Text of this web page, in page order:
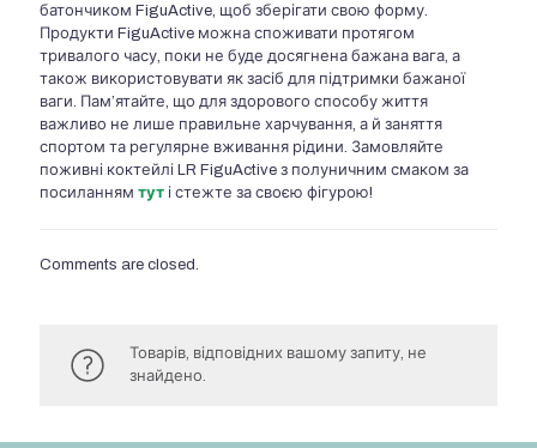
батончиком FiguActive, щоб зберігати свою форму.
Продукти FiguActive можна споживати протягом
тривалого часу, поки не буде досягнена бажана вага, а
також використовувати як засіб для підтримки бажаної
ваги. Пам’ятайте, що для здорового способу життя
важливо не лише правильне харчування, а й заняття
спортом та регулярне вживання рідини. Замовляйте
поживні коктейлі LR FiguActive з полуничним смаком за
посиланням тут і стежте за своєю фігурою!
Comments are closed.
Товарів, відповідних вашому запиту, не
знайдено.